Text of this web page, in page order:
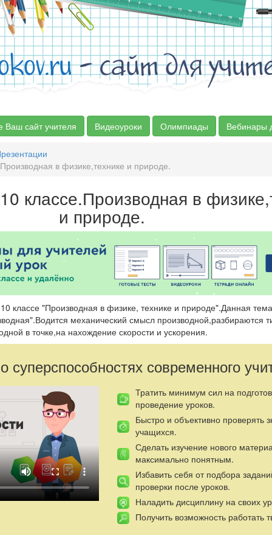
- сайт для
Ваш сайт учителя Видеоуроки Олимпиады Вебинары
в физике,технике и природе.
классе.Производная в
и природе.
классе "Производная в физике, технике и природе".Данная
механический смысл производной,разбираются
в точке,на нахождение скорости и ускорения.
суперспособностях современного
Тратить минимум сил на
проведение уроков.
Быстро и объективно проверять
учащихся.
Сделать изучение нового
максимально понятным.
Избавить себя от подбора
проверки после уроков.
Наладить дисциплину на своих
Получить возможность работать